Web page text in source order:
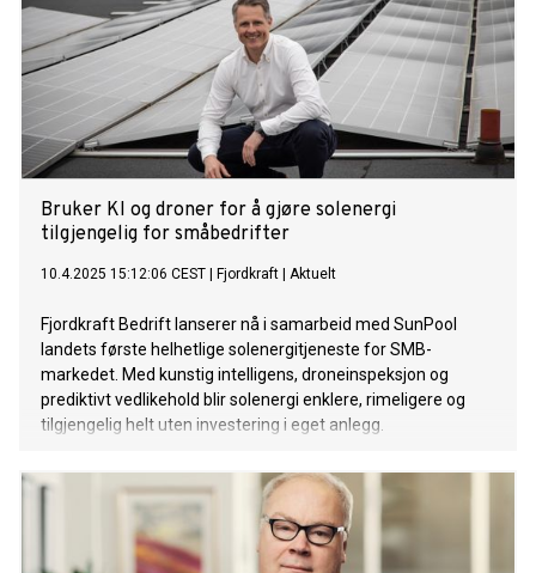
Bruker KI og droner for å gjøre solenergi
tilgjengelig for småbedrifter
10.4.2025 15:12:06 CEST Fjordkraft Aktuelt
Fjordkraft Bedrift lanserer nå i samarbeid med SunPool
landets første helhetlige solenergitjeneste for SMB-
markedet. Med kunstig intelligens, droneinspeksjon og
prediktivt vedlikehold blir solenergi enklere, rimeligere og
tilgjengelig helt uten investering i eget anlegg.